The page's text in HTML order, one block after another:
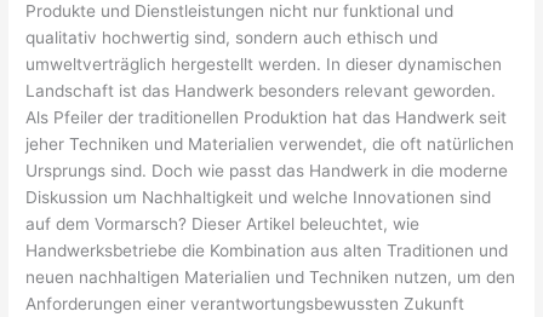
Produkte und Dienstleistungen nicht nur funktional und
qualitativ hochwertig sind, sondern auch ethisch und
umweltverträglich hergestellt werden. In dieser dynamischen
Landschaft ist das Handwerk besonders relevant geworden.
Als Pfeiler der traditionellen Produktion hat das Handwerk seit
jeher Techniken und Materialien verwendet, die oft natürlichen
Ursprungs sind. Doch wie passt das Handwerk in die moderne
Diskussion um Nachhaltigkeit und welche Innovationen sind
auf dem Vormarsch? Dieser Artikel beleuchtet, wie
Handwerksbetriebe die Kombination aus alten Traditionen und
neuen nachhaltigen Materialien und Techniken nutzen, um den
Anforderungen einer verantwortungsbewussten Zukunft